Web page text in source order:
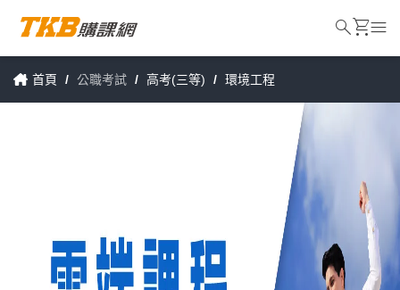
首頁 / 公職考試 / 高考(三等) / 環境工程
searchshopping_cartmenu